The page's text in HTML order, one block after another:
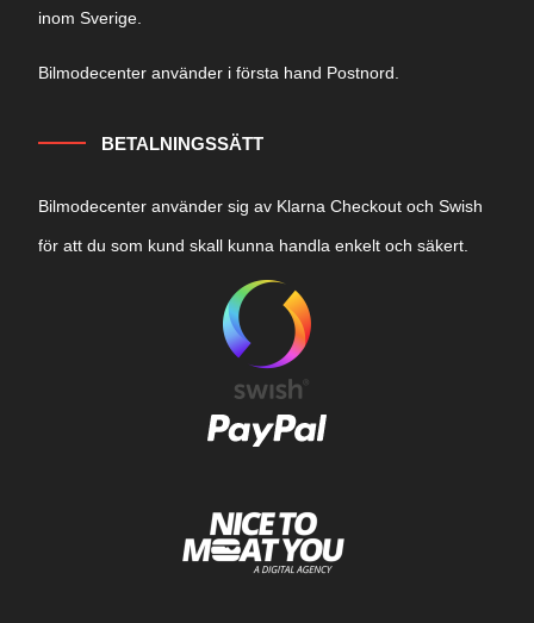
inom Sverige.
Bilmodecenter använder i första hand Postnord.
BETALNINGSSÄTT
Bilmodecenter använder sig av Klarna Checkout och Swish
för att du som kund skall kunna handla enkelt och säkert.